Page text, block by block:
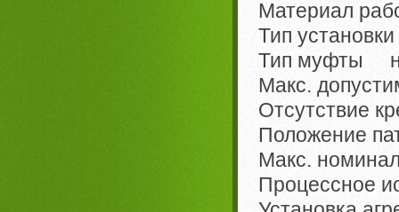
Материал
Тип
Тип муфты
Макс.
Отсутствие
Положение
Макс.
Процессное